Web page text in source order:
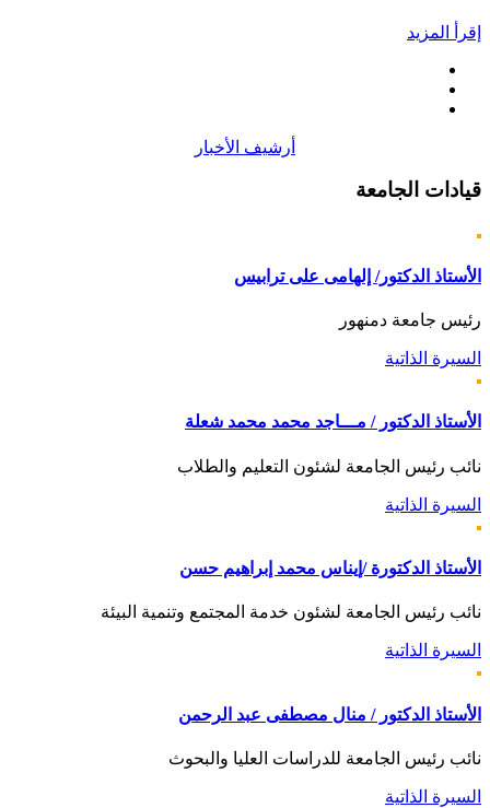
إقرأ المزيد
أرشيف الأخبار
قيادات الجامعة
الأستاذ الدكتور/ إلهامى على ترابيس
رئيس جامعة دمنهور
السيرة الذاتية
الأستاذ الدكتور / مـــاجد محمد محمد شعلة
نائب رئيس الجامعة لشئون التعليم والطلاب
السيرة الذاتية
الأستاذ الدكتورة /إيناس محمد إبراهيم حسن
نائب رئيس الجامعة لشئون خدمة المجتمع وتنمية البيئة
السيرة الذاتية
الأستاذ الدكتور / منال مصطفى عبد الرحمن
نائب رئيس الجامعة للدراسات العليا والبحوث
السيرة الذاتية